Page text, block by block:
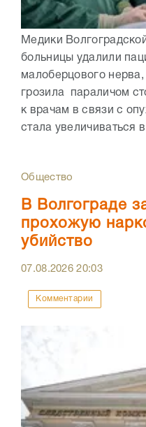
Медики
больницы удалили
малоберцового
грозила параличом
к врачам в связи с
стала увеличиваться
Общество
В Волгограде
прохожую
убийство
07.08.202620:03
Комментарии